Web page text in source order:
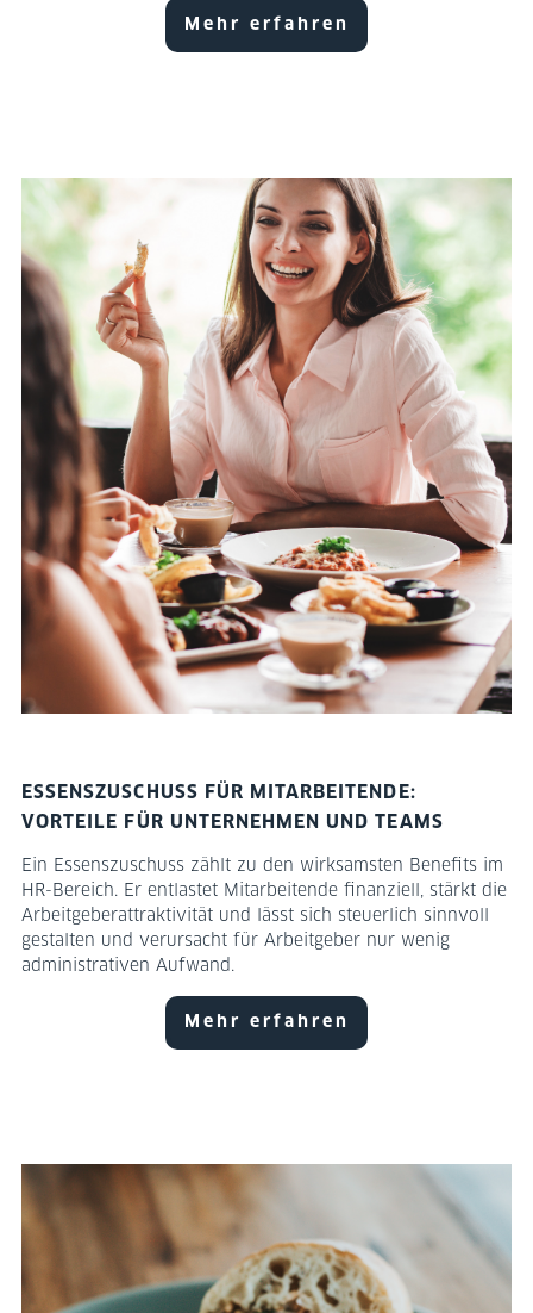
Mehr erfahren
ESSENSZUSCHUSS FÜR MITARBEITENDE:
VORTEILE FÜR UNTERNEHMEN UND TEAMS
Ein Essenszuschuss zählt zu den wirksamsten Benefits im
HR-Bereich. Er entlastet Mitarbeitende finanziell, stärkt die
Arbeitgeberattraktivität und lässt sich steuerlich sinnvoll
gestalten und verursacht für Arbeitgeber nur wenig
administrativen Aufwand.
Mehr erfahren